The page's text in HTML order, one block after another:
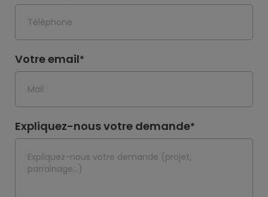
Votre email*
Expliquez-nous votre demande*